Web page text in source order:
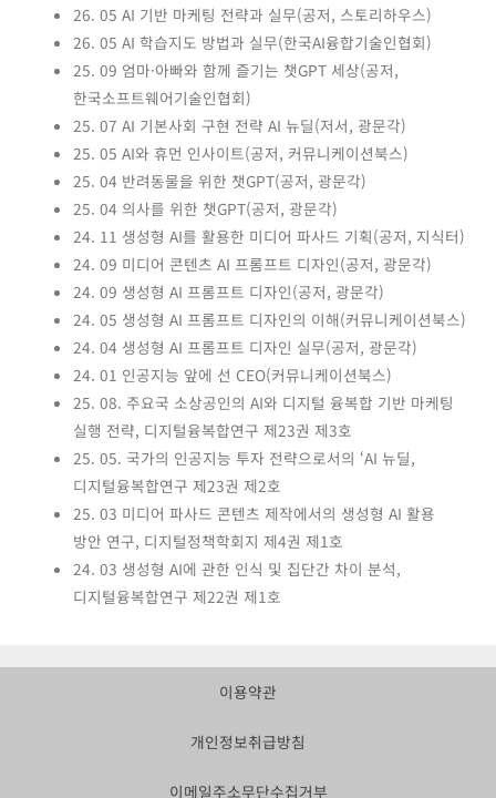
26. 05 AI 기반 마케팅 전략과 실무(공저, 스토리하우스)
26. 05 AI 학습지도 방법과 실무(한국AI융합기술인협회)
25. 09 엄마·아빠와 함께 즐기는 챗GPT 세상(공저,
한국소프트웨어기술인협회)
25. 07 AI 기본사회 구현 전략 AI 뉴딜(저서, 광문각)
25. 05 AI와 휴먼 인사이트(공저, 커뮤니케이션북스)
25. 04 반려동물을 위한 챗GPT(공저, 광문각)
25. 04 의사를 위한 챗GPT(공저, 광문각)
24. 11 생성형 AI를 활용한 미디어 파사드 기획(공저, 지식터)
24. 09 미디어 콘텐츠 AI 프롬프트 디자인(공저, 광문각)
24. 09 생성형 AI 프롬프트 디자인(공저, 광문각)
24. 05 생성형 AI 프롬프트 디자인의 이해(커뮤니케이션북스)
24. 04 생성형 AI 프롬프트 디자인 실무(공저, 광문각)
24. 01 인공지능 앞에 선 CEO(커뮤니케이션북스)
25. 08. 주요국 소상공인의 AI와 디지털 융복합 기반 마케팅
실행 전략, 디지털융복합연구 제23권 제3호
25. 05. 국가의 인공지능 투자 전략으로서의 ‘AI 뉴딜,
디지털융복합연구 제23권 제2호
25. 03 미디어 파사드 콘텐츠 제작에서의 생성형 AI 활용
방안 연구, 디지털정책학회지 제4권 제1호
24. 03 생성형 AI에 관한 인식 및 집단간 차이 분석,
디지털융복합연구 제22권 제1호
이용약관
개인정보취급방침
이메일주소무단수집거부